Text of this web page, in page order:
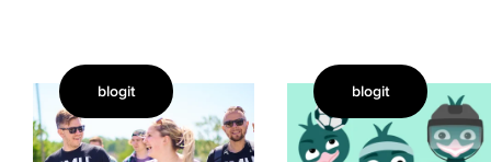
Mitä
tekee
palkkahallinnon
blogit
Urheiluseura
työnantajana
blogit